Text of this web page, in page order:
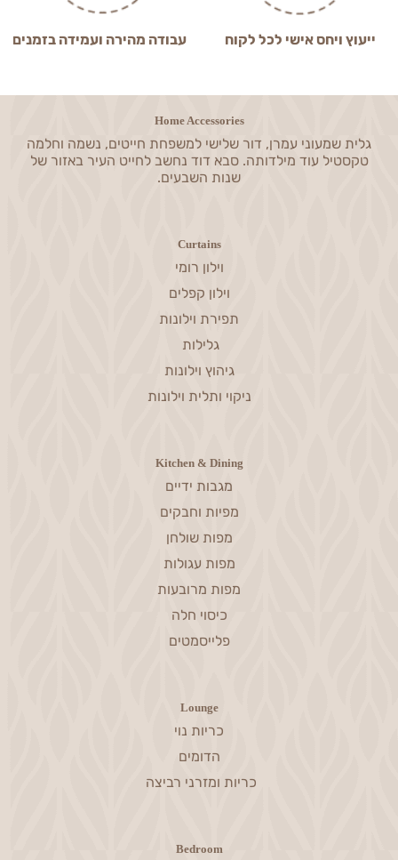
ייעוץ ויחס אישי לכל לקוח עבודה מהירה ועמידה בזמנים
Home Accessories
גלית שמעוני עמרן, דור שלישי למשפחת חייטים, נשמה וחלמה
טקסטיל עוד מילדותה. סבא דוד נחשב לחייט העיר באזור של
שנות השבעים.
Curtains
וילון רומי
וילון קפלים
תפירת וילונות
גלילות
גיהוץ וילונות
ניקוי ותלית וילונות
Kitchen & Dining
מגבות ידיים
מפיות וחבקים
מפות שולחן
מפות עגולות
מפות מרובעות
כיסוי חלה
פלייסמטים
Lounge
כריות נוי
הדומים
כריות ומזרני רביצה
Bedroom